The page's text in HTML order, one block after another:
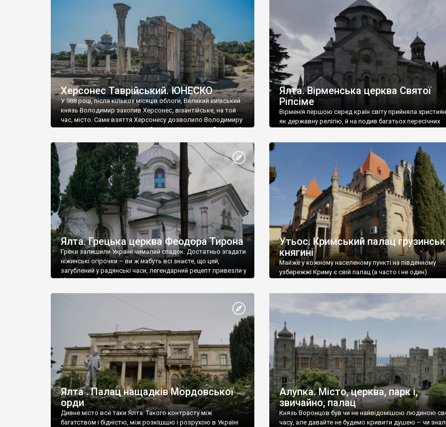
візантійської доби. Раритети викрадені з фондів об’єкту
культурної спадщини ЮНЕСКО «Херсонеса Таврійського».
Офіційно – на виставку «Золото Візантії», але експерти та
влада в Україні вважають це лише […]
називаються «повстяками» (postaki)…” “Вино. Крим
виробляє відмінне вино і його вдосталь: воно все
легке біле і дуже […]
Херсонес Таврійський. ЮНЕСКО
У 988 році, після кількох місяців облоги, Великий київський
князь Володимир захопив Херсонес, візантійське, на той
час, місто. Саме взяття Херсонесу дозволило Володимиру
диктувати свої умови візантійському імператору Василю ІІ,
Херсонесі Володимир-язичник, став Василем-
християнином. А потім було Хрещення Русі. На честь
Херсонесу Таврійського названо місто […]
Ялта. Вірменська церква Святої
Ріпсіме
Вірменія першою серед країн світу прийняла
як державну релігію, й на подив багатьох пересічних
Ялта. Грецька церква Феодора Тирона
Греки залишили Україні чималий спадок. Достатньо згадати
ніжинські огірочки – ви ж мабуть всі знаєте, що цей,
загублений у радянські часи, легендарний рецепт привезли у
Ніжин греки?
Утьос. Кримський палац
княгині
Майже у кожному населеному пункті на південному
узбережжі Криму є свій палац (а часто і не один).
Ялта . Палац нащадків Мордовської
орди
Дивне місто все таки Ялта. Такого контрасту між
багатством і бідністю, між розкішшю і розрухою в Україні
Алупка. Місто, церква, парк і,
звичайно, палац
Князь Воронцов був чи не найвідомішою людиною
часу, але давайте не будемо кривити душею – чи